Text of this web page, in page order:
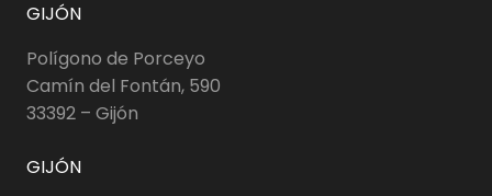
GIJÓN
Polígono de Porceyo
Camín del Fontán, 590
33392 – Gijón
GIJÓN